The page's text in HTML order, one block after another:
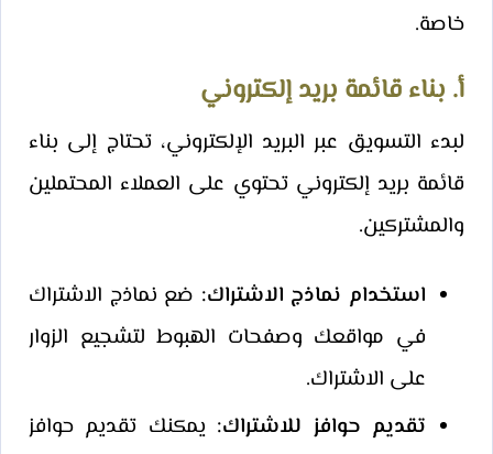
خاصة.
أ. بناء قائمة بريد إلكتروني
لبدء التسويق عبر البريد الإلكتروني، تحتاج إلى بناء
قائمة بريد إلكتروني تحتوي على العملاء المحتملين
والمشتركين.
استخدام نماذج الاشتراك: ضع نماذج الاشتراك
في مواقعك وصفحات الهبوط لتشجيع الزوار
على الاشتراك.
تقديم حوافز للاشتراك: يمكنك تقديم حوافز